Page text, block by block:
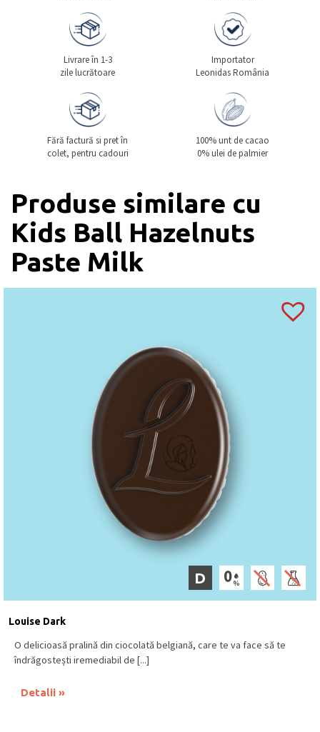
Livrare în 1-3
zile lucrătoare
Importator
Leonidas România
Fără factură si pret în
colet, pentru cadouri
100% unt de cacao
0% ulei de palmier
Produse similare cu
Kids Ball Hazelnuts
Paste Milk
D
Louise Dark
O delicioasă pralină din ciocolată belgiană, care te va face să te
îndrăgostești iremediabil de [...]
Detalii